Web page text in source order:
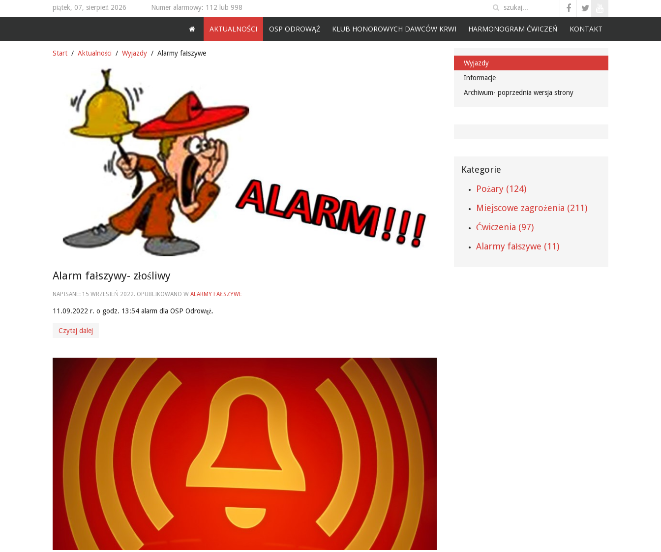
piątek, 07, sierpień 2026 Numer alarmowy: 112 lub 998
AKTUALNOŚCI OSP ODROWĄŻ KLUB HONOROWYCH DAWCÓW KRWI HARMONOGRAM ĆWICZEŃ KONTAKT
Start Aktualności Wyjazdy Alarmy fałszywe
Alarm fałszywy- złośliwy
NAPISANE: 15 WRZESIEŃ 2022. OPUBLIKOWANO W ALARMY FAŁSZYWE
11.09.2022 r. o godz. 13:54 alarm dla OSP Odrowąż.
Czytaj dalej
Wyjazdy
Informacje
Archiwum- poprzednia wersja strony
Kategorie
Pożary (124)
Miejscowe zagrożenia (211)
Ćwiczenia (97)
Alarmy fałszywe (11)